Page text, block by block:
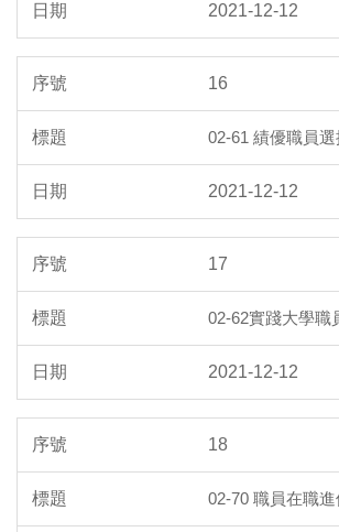
2021-12-12
16
02-61 績優職員
2021-12-12
17
02-62實踐大學職
2021-12-12
18
02-70 職員在職